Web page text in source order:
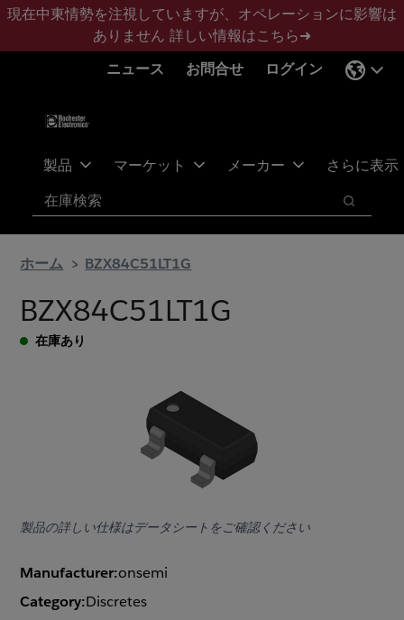
メ
ン
フ
タ
現在中東情勢を注視していますが、オペレーションに影響は
ありません 詳しい情報はこちら➜
ニュース
お問合せ ログイン
製品 マーケット メーカー さらに表示
検索
検索
ホーム BZX84C51LT1G
BZX84C51LT1G
在庫あり
製品の詳しい仕様はデータシートをご確認ください
Manufacturer:onsemi
Category:Discretes